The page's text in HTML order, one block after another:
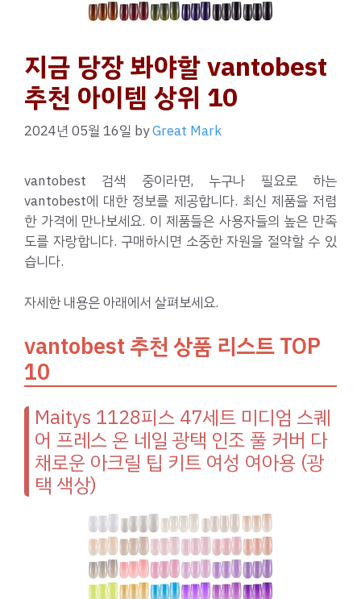
지금 당장 봐야할 vantobest
추천 아이템 상위 10
2024년 05월 16일 byGreat Mark
vantobest 검색 중이라면, 누구나 필요로 하는
vantobest에 대한 정보를 제공합니다. 최신 제품을 저렴
한 가격에 만나보세요. 이 제품들은 사용자들의 높은 만족
도를 자랑합니다. 구매하시면 소중한 자원을 절약할 수 있
습니다.
자세한 내용은 아래에서 살펴보세요.
vantobest 추천 상품 리스트 TOP
10
Maitys 1128피스 47세트 미디엄 스퀘
어 프레스 온 네일 광택 인조 풀 커버 다
채로운 아크릴 팁 키트 여성 여아용 (광
택 색상)